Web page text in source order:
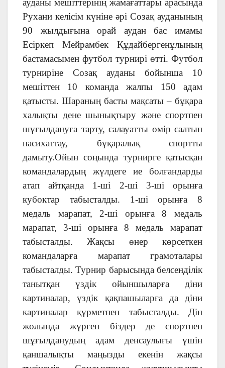
ауданы мешіттерінің жамағаттары арасында
Рухани келісім күніне әрі Созақ ауданының
90 жылдығына орай аудан бас имамы
Есіркеп Мейрамбек Құдайбергенұлының
бастамасымен футбол турнирі өтті. Футбол
турниріне Созақ ауданы бойынша 10
мешіттен 10 команда жалпы 150 адам
қатысты. Шараның басты мақсаты – бұқара
халықты дене шынықтыру және спортпен
шұғылдануға тарту, салауатты өмір салтын
насихаттау, бұқаралық спортты
дамыту.Ойын соңында турнирге қатысқан
командалардың жүлдеге ие болғандарды
атап айтқанда 1-ші 2-ші 3-ші орынға
кубоктар табысталды. 1-ші орынға 8
медаль марапат, 2-ші орынға 8 медаль
марапат, 3-ші орынға 8 медаль марапат
табысталды. Жақсы өнер көрсеткен
командаларға марапат грамоталары
табысталды. Турнир барысында белсенділік
танытқан үздік ойыншыларға діни
картиналар, үздік қақпашыларға да діни
картиналар құрметпен табысталды. Дін
жолында жүрген біздер де спортпен
шұғылданудың адам денсаулығы үшін
қаншалықты маңызды екенін жақсы